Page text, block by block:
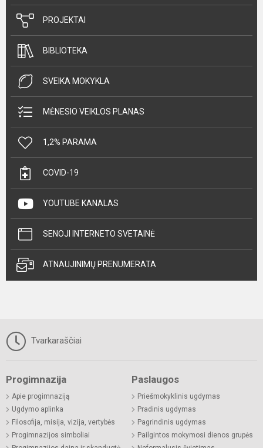
PROJEKTAI
BIBLIOTEKA
SVEIKA MOKYKLA
MĖNESIO VEIKLOS PLANAS
1,2% PARAMA
COVID-19
YOUTUBE KANALAS
SENOJI INTERNETO SVETAINĖ
ATNAUJINIMŲ PRENUMERATA
Tvarkaraščiai
Progimnazija
Apie progimnaziją
Ugdymo aplinka
Filosofija, misija, vizija, vertybės
Progimnazijos simboliai
Paslaugos
Priešmokyklinis ugdymas
Pradinis ugdymas
Pagrindinis ugdymas
Pailgintos mokymosi dienos grupės